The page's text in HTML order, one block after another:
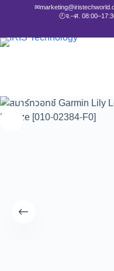
✉
🕘จ.–ศ.